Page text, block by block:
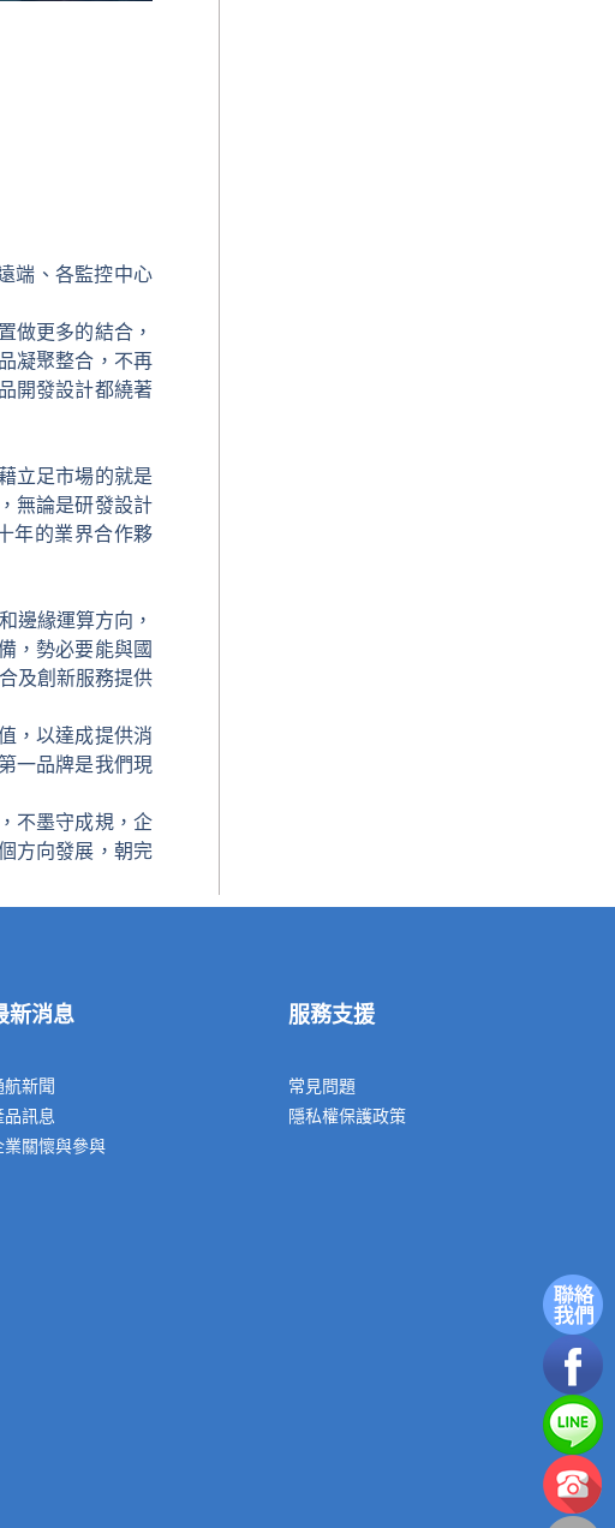
端、各監控中心
做更多的結合，
凝聚整合，不再
開發設計都繞著
立足市場的就是
無論是研發設計
年的業界合作夥
邊緣運算方向，
，勢必要能與國
及創新服務提供
，以達成提供消
一品牌是我們現
不墨守成規，企
方向發展，朝完
新消息
航新聞
品訊息
業關懷與參與
服務支援
常見問題
隱私權保護政策